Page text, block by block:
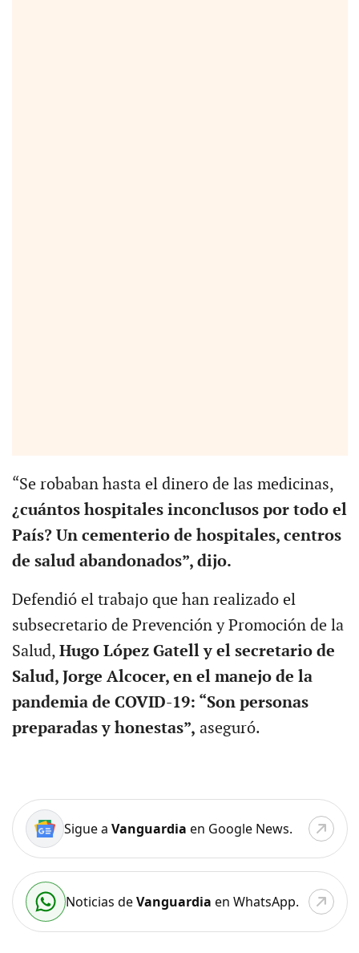
“Se robaban hasta el dinero de las medicinas,
¿cuántos hospitales inconclusos por todo el
País? Un cementerio de hospitales, centros
de salud abandonados”, dijo.
Defendió el trabajo que han realizado el
subsecretario de Prevención y Promoción de la
Salud, Hugo López Gatell y el secretario de
Salud, Jorge Alcocer, en el manejo de la
pandemia de COVID-19: “Son personas
preparadas y honestas”, aseguró.
Sigue a Vanguardia en Google News.
Noticias deVanguardia en WhatsApp.